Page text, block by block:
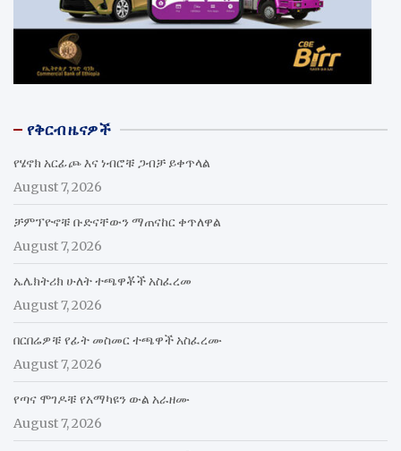
የቅርብ ዜናዎች
የሄኖክ አርፊጮ እና ነብሮቹ ጋብቻ ይቀጥላል
August 7, 2026
ቻምፕዮኖቹ ቡድናቸውን ማጠናከር ቀጥለዋል
August 7, 2026
ኤሌክትሪክ ሁለት ተጫዋቾች አስፈረመ
August 7, 2026
በርበሬዎቹ የፊት መስመር ተጫዋች አስፈረሙ
August 7, 2026
የጣና ሞገዶቹ የአማካዩን ውል አራዘሙ
August 7, 2026